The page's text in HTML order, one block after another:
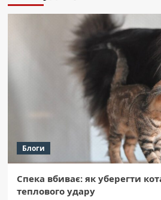
Блоги
Спека вбиває: як уберегти
теплового удару